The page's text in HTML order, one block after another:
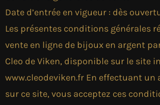
Date d’entrée en vigueur : dès
Les présentes conditions générales
vente en ligne de bijoux en argent
Cleo de Viken, disponible sur le site
www.cleodeviken.fr En effectuant un
sur ce site, vous acceptez ces